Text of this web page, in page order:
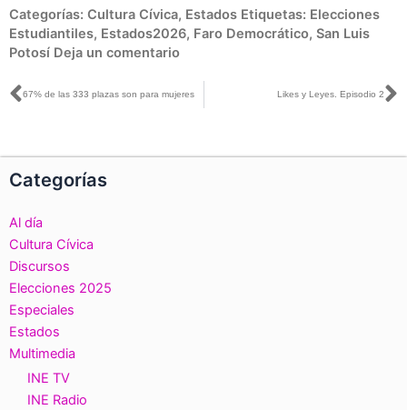
Categorías: Cultura Cívica, Estados Etiquetas: Elecciones
Estudiantiles, Estados2026, Faro Democrático, San Luis
Potosí Deja un comentario
Ant
67% de las 333 plazas son para mujeres Likes y Leyes. Episodio 2
Categorías
Al día
Cultura Cívica
Discursos
Elecciones 2025
Especiales
Estados
Multimedia
INE TV
INE Radio